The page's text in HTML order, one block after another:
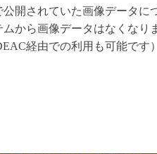
公開されていた画像データに
から画像データはなくなり
経由での利用も可能です）